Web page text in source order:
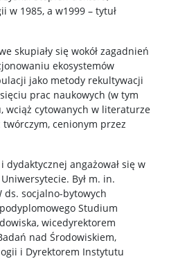
w 1985, a w1999 – tytuł
skupiały się wokół zagadnień
ekosystemów
jako metody rekultywacji
prac naukowych (w tym
wciąż cytowanych w literaturze
cenionym przez
dydaktycznej angażował się w
Był m. in.
ds. socjalno-bytowych
Studium
wicedyrektorem
nad Środowiskiem,
i Dyrektorem Instytutu